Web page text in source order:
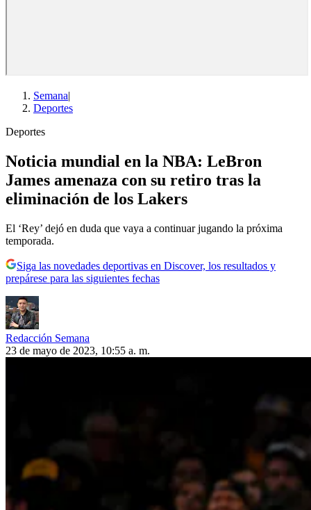
Semana|
Deportes
Deportes
Noticia mundial en la NBA: LeBron
James amenaza con su retiro tras la
eliminación de los Lakers
El ‘Rey’ dejó en duda que vaya a continuar jugando la próxima
temporada.
Siga las novedades deportivas en Discover, los resultados y
prepárese para las siguientes fechas
Redacción Semana
23 de mayo de 2023, 10:55 a. m.